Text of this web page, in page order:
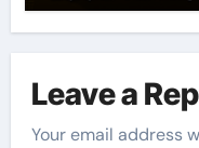
Leave a
Your email address